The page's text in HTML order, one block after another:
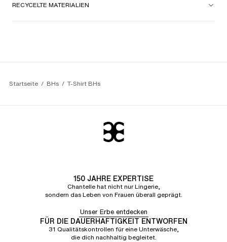
RECYCELTE MATERIALIEN
Startseite BHs T-Shirt BHs
150 JAHRE EXPERTISE
Chantelle hat nicht nur Lingerie,
sondern das Leben von Frauen überall geprägt.
Unser Erbe entdecken
FÜR DIE DAUERHAFTIGKEIT ENTWORFEN
31 Qualitätskontrollen für eine Unterwäsche,
die dich nachhaltig begleitet.